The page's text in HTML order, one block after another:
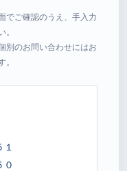
でご確認のうえ、手入力
。
別のお問い合わせにはお